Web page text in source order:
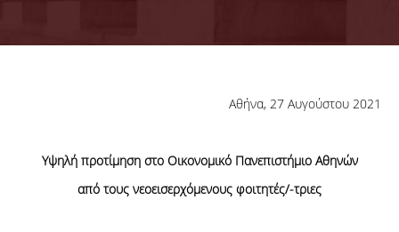
Αθήνα, 27 Αυγούστου 2021
Υψηλή προτίμηση στο Οικονομικό Πανεπιστήμιο Αθηνών
από τους νεοεισερχόμενους φοιτητές/-τριες